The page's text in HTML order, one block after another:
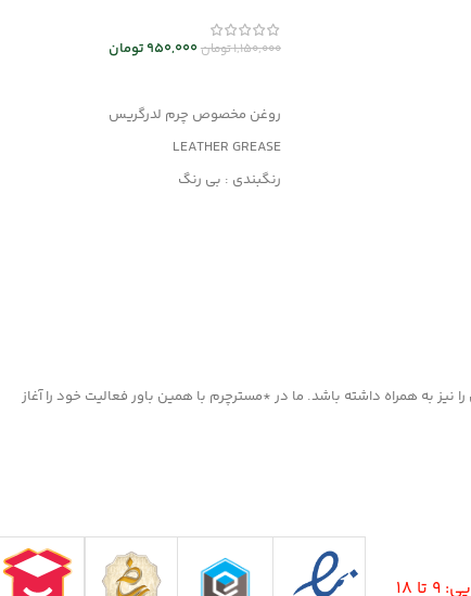
1,150,000تومان950,000تومان
روغن مخصوص چرم لدرگریس
LEATHER GREASE
رنگبندی : بی رنگ
به همراه داشته باشد. ما در *مسترچرم با همین باور فعالیت خود را آغاز
18